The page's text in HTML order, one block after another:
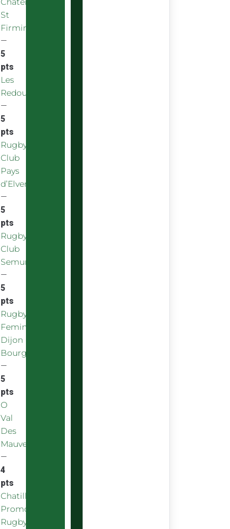
St
Firmin
—
5
pts
Les
Redoubstables
—
5
pts
Rugby
Club
Pays
d’Elven
—
5
pts
Rugby
Club
Semurois
—
5
pts
Rugby
Feminin
Dijon
Bourgogne
—
5
pts
O
Val
Des
Mauves
—
4
pts
Chatillon
Promotion
Rugby